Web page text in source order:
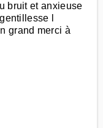
bruit et anxieuse
l
grand merci à